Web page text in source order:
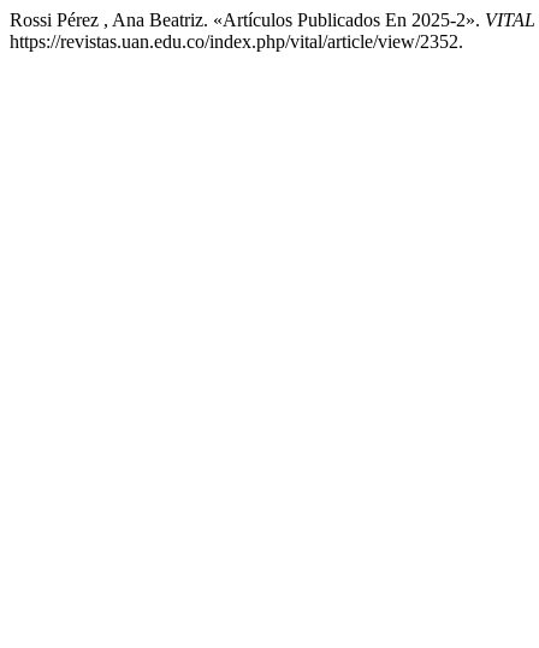
Rossi Pérez , Ana Beatriz. «Artículos Publicados En 2025-2». VITAL
https://revistas.uan.edu.co/index.php/vital/article/view/2352.